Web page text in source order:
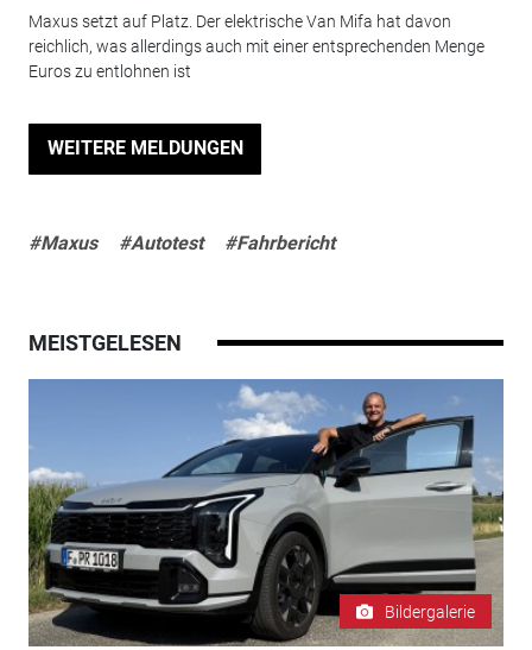
Maxus setzt auf Platz. Der elektrische Van Mifa hat davon
reichlich, was allerdings auch mit einer entsprechenden Menge
Euros zu entlohnen ist
WEITERE MELDUNGEN
#Maxus #Autotest #Fahrbericht
MEISTGELESEN
Bildergalerie